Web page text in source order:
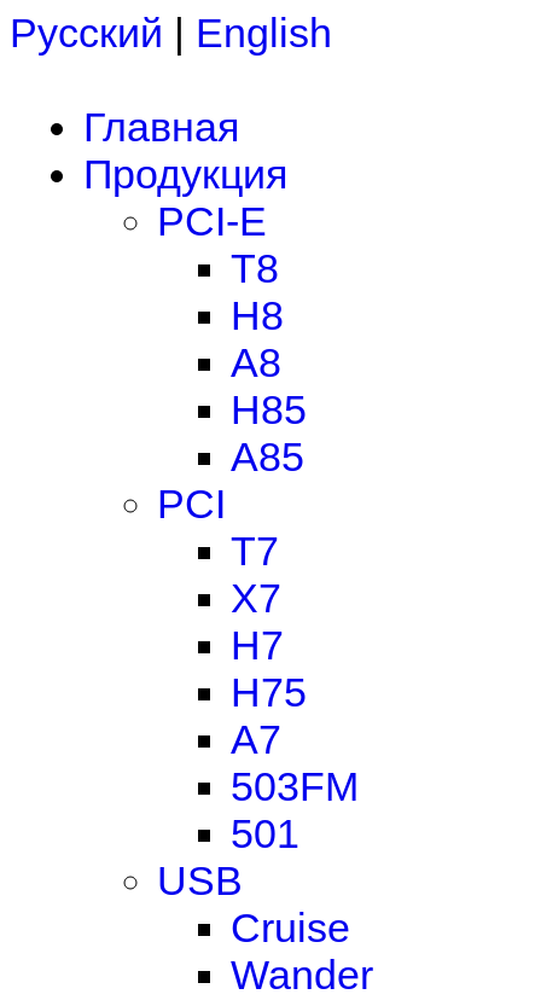
Русский | English
Главная
Продукция
PCI-E
T8
H8
A8
H85
A85
PCI
T7
X7
H7
H75
A7
503FM
501
USB
Cruise
Wander